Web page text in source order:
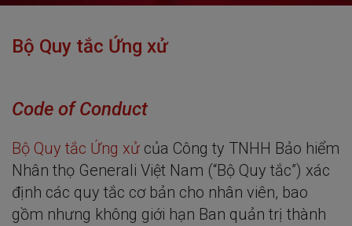
Bộ Quy tắc Ứng xử
Code of Conduct
Bộ Quy tắc Ứng xử của Công ty TNHH Bảo hiểm
Nhân thọ Generali Việt Nam (“Bộ Quy tắc”) xác
định các quy tắc cơ bản cho nhân viên, bao
gồm nhưng không giới hạn Ban quản trị thành